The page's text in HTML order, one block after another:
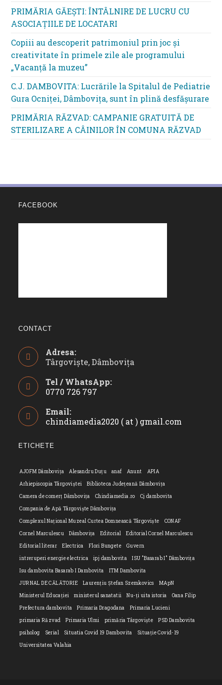
PRIMĂRIA GĂEȘTI: ÎNTÂLNIRE DE LUCRU CU
ASOCIAȚIILE DE LOCATARI
Copiii au descoperit patrimoniul prin joc și
creativitate în primele zile ale programului
„Vacanță la muzeu”
C.J. DAMBOVITA: Lucrările la Spitalul de Pediatrie
Gura Ocniței, Dâmbovița, sunt în plină desfășurare
PRIMĂRIA RĂZVAD: CAMPANIE GRATUITĂ DE
STERILIZARE A CÂINILOR ÎN COMUNA RĂZVAD
FACEBOOK
CONTACT
Adresa:
Târgoviște, Dâmbovița
Tel / WhatsApp:
0770 726 797
in
your
Email:
chindiamedia2020 ( at ) gmail.com
ETICHETE
AJOFM Dâmbovița Alesandru Duțu anaf Anunt
APIA
Arhiepiscopia Târgoviștei
Biblioteca Județeană Dâmbovița
Camera de comerț Dâmbovița
Chindiamedia.ro
Cj dambovita
Compania de Apă Târgoviște Dâmbovița
Complexul Național Muzeal Curtea Domnească Târgoviște
CONAF
Cornel Marculescu
Dâmbovița Editorial
Editorial Cornel Marculescu
Editorial literar
Electrica Flori Bungete
Guvern
intreruperi energie electrica
ipj dambovita
ISU "Basarab I" Dâmbovița
Isu dambovita Basarab I Dambovita
ITM Dambovita
JURNAL DE CĂLĂTORIE
Laurențiu Ștefan Szemkovics
MApN
Ministerul Educației
ministerul sanatatii Nu-ți uita istoria
Oana Filip
Prefectura dambovita
Primaria Dragodana
Primaria Lucieni
primaria Răzvad
Primaria Ulmi primăria Târgoviște
PSD Dambovita
psiholog
Serial Situatia Covid 19 Dambovita
Situație Covid-19
Universitatea Valahia